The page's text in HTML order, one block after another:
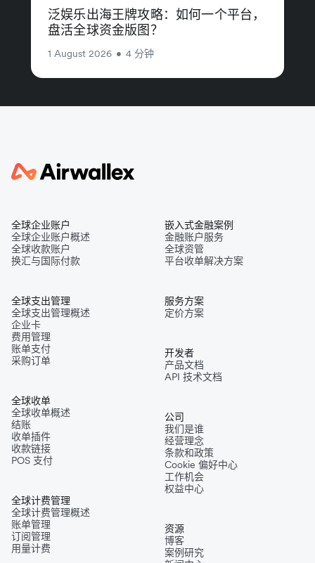
泛娱乐出海王牌攻略：如何一个平台，
盘活全球资金版图？
1 August 2026 • 4 分钟
全球企业账户
全球企业账户概述
全球收款账户
换汇与国际付款
全球支出管理
全球支出管理概述
企业卡
费用管理
账单支付
采购订单
全球收单
全球收单概述
结账
收单插件
收款链接
POS 支付
全球计费管理
全球计费管理概述
账单管理
订阅管理
用量计费
嵌入式金融案例
金融账户服务
全球资管
平台收单解决方案
服务方案
定价方案
开发者
产品文档
API 技术文档
公司
我们是谁
经营理念
条款和政策
Cookie 偏好中心
工作机会
权益中心
资源
博客
案例研究